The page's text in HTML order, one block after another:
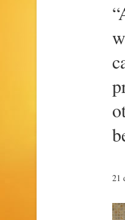
21